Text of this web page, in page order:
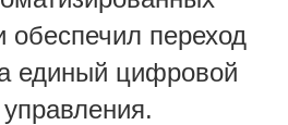
обеспечил переход
единый цифровой